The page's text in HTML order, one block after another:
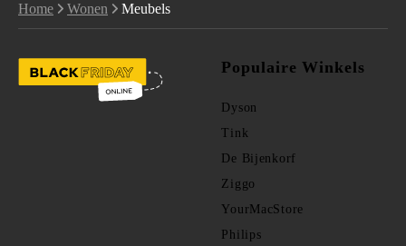
Home Wonen Meubels
Populaire Winkels
Dyson
Tink
De Bijenkorf
Ziggo
YourMacStore
Philips